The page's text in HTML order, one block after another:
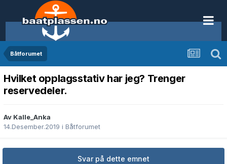
Båtforumet
Hvilket opplagsstativ har jeg? Trenger
reservedeler.
Av Kalle_Anka
14.Desember.2019 i Båtforumet
Svar på dette emnet